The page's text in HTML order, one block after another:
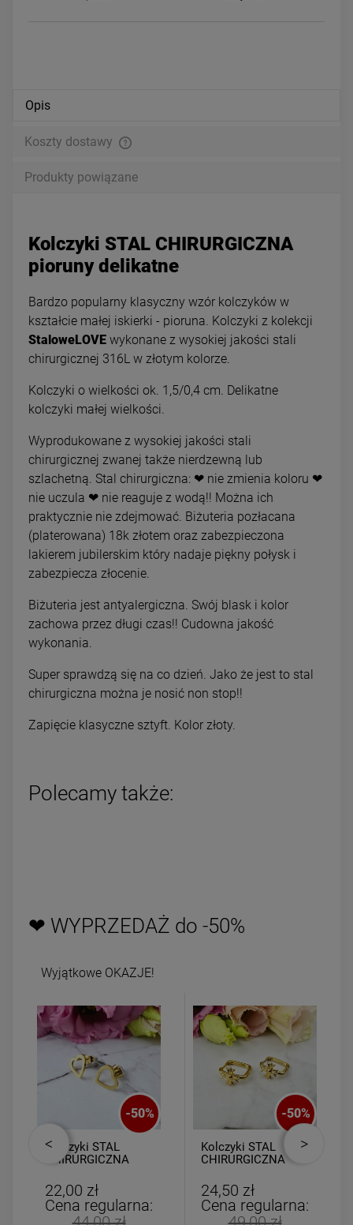
Opis
Koszty dostawy
Produkty powiązane
Kolczyki STAL CHIRURGICZNA
pioruny delikatne
Bardzo popularny klasyczny wzór kolczyków w
kształcie małej iskierki - pioruna. Kolczyki z kolekcji
StaloweLOVE wykonane z wysokiej jakości stali
chirurgicznej 316L w złotym kolorze.
Kolczyki o wielkości ok. 1,5/0,4 cm. Delikatne
kolczyki małej wielkości.
Wyprodukowane z wysokiej jakości stali
chirurgicznej zwanej także nierdzewną lub
szlachetną. Stal chirurgiczna: ❤ nie zmienia koloru ❤
nie uczula ❤ nie reaguje z wodą!! Można ich
praktycznie nie zdejmować. Biżuteria pozłacana
(platerowana) 18k złotem oraz zabezpieczona
lakierem jubilerskim który nadaje piękny połysk i
zabezpiecza złocenie.
Biżuteria jest antyalergiczna. Swój blask i kolor
zachowa przez długi czas!! Cudowna jakość
wykonania.
Super sprawdzą się na co dzień. Jako że jest to stal
chirurgiczna można je nosić non stop!!
Zapięcie klasyczne sztyft. Kolor złoty.
Polecamy także:
❤ WYPRZEDAŻ do -50%
Wyjątkowe OKAZJE!
-50%
Kolczyki STAL
CHIRURGICZNA
cm
22,00 zł
Cena regularna:
-50%
Kolczyki STAL
CHIRURGICZNA
24,50 zł
Cena regularna: